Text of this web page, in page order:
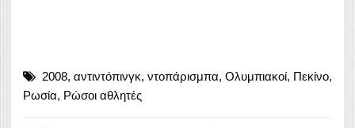
2008, αντιντόπινγκ, ντοπάρισμπα, Ολυμπιακοί, Πεκίνο,
Ρωσία, Ρώσοι αθλητές